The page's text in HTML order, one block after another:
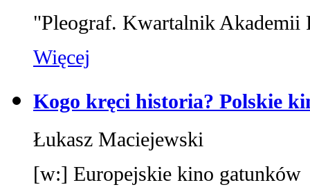
"Pleograf. Kwartalnik Akademii
Więcej
Kogo kręci historia? Polskie
Łukasz Maciejewski
[w:] Europejskie kino gatunków